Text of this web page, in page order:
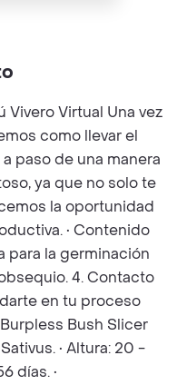
Vivero Virtual Una vez
como llevar el
paso de una manera
ya que no solo te
la oportunidad
• Contenido
para la germinación
4. Contacto
en tu proceso
Bush Slicer
• Altura: 20 -
días. •